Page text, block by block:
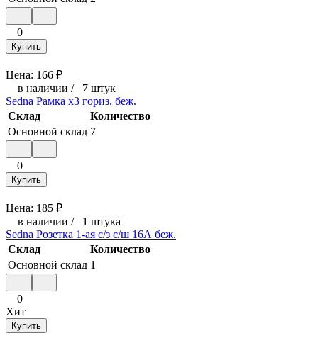
0
Купить
Цена: 166 ₽
в наличии / 7 штук
Sedna Рамка х3 гориз. беж.
Склад
Количество
Основной склад 7
0
Купить
Цена: 185 ₽
в наличии / 1 штука
Sedna Розетка 1-ая с/з с/ш 16А беж.
Склад
Количество
Основной склад 1
0
Хит
Купить